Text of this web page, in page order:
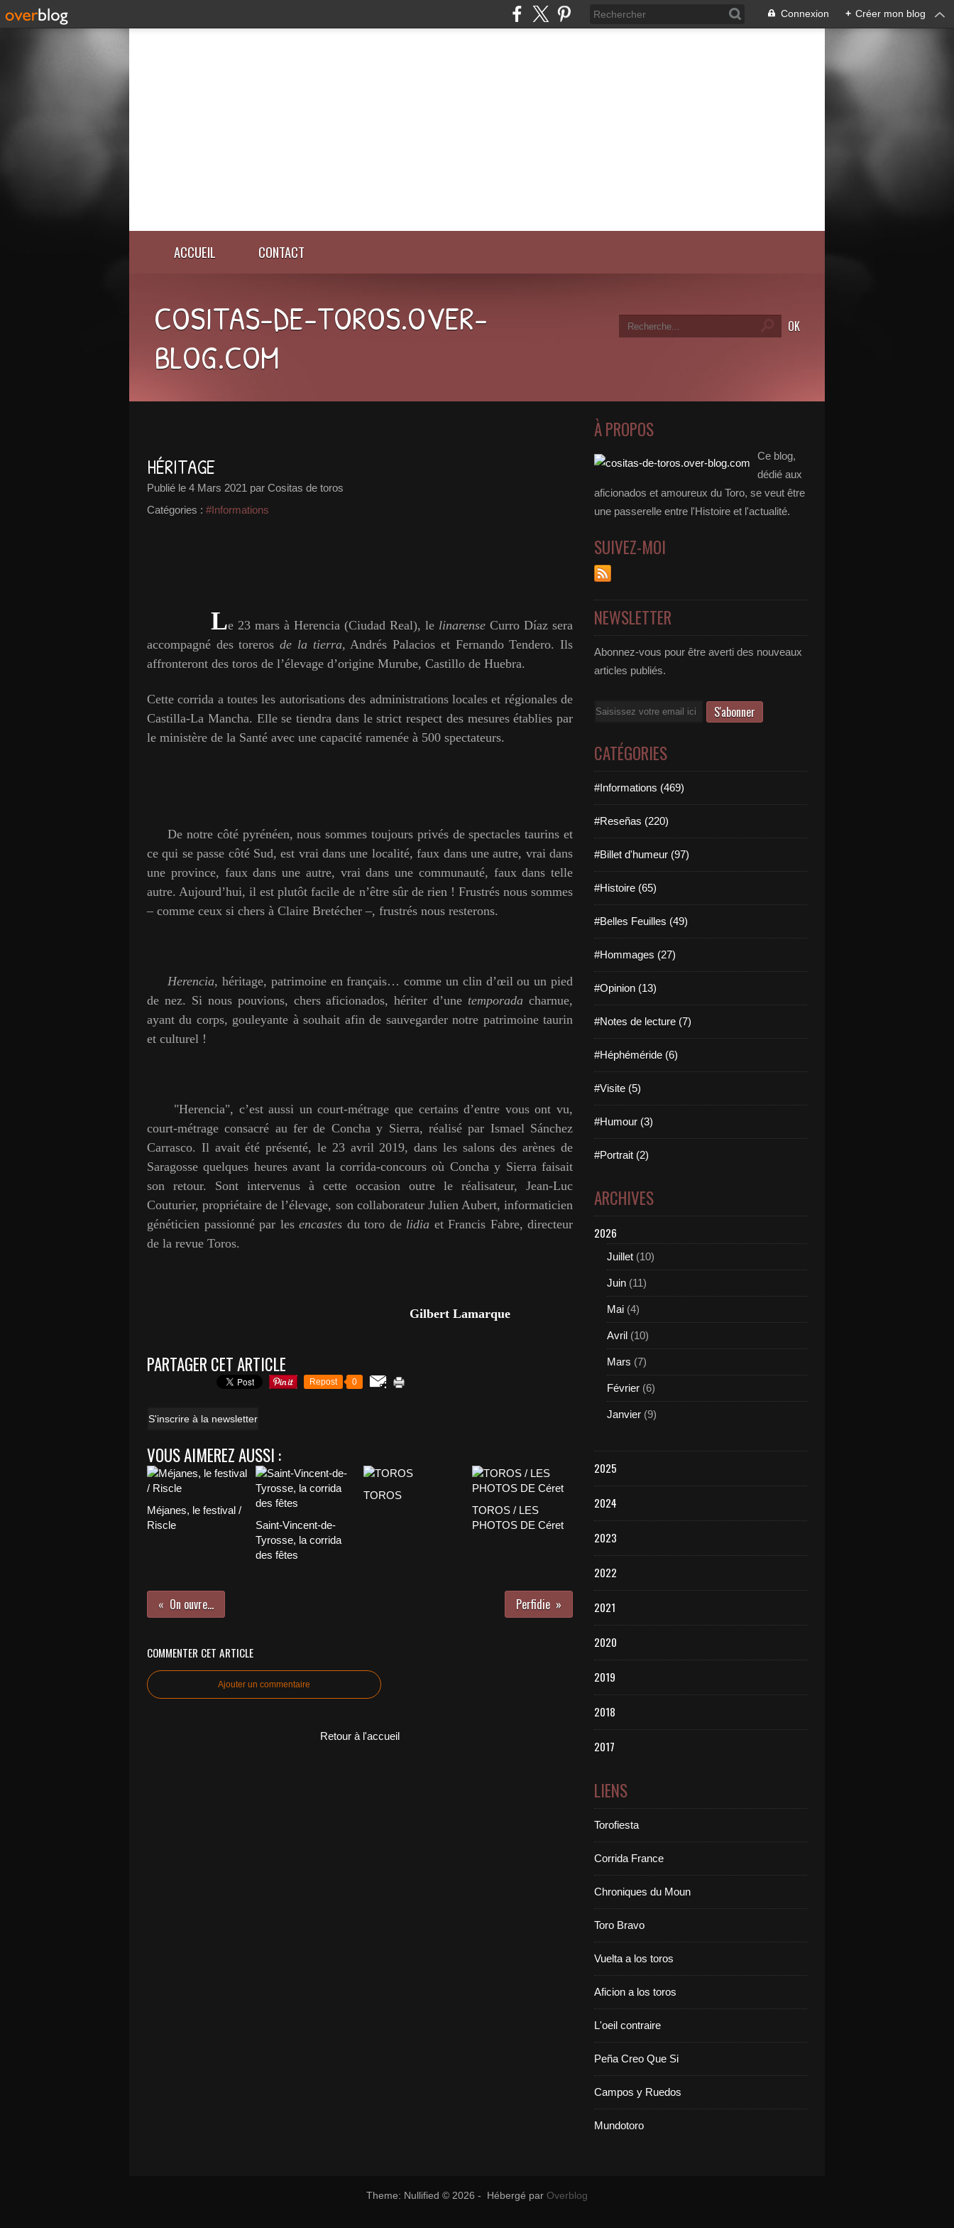
Connexion + Créer mon blog
ACCUEIL CONTACT
COSITAS-DE-TOROS.OVER-
BLOG.COM
HÉRITAGE
Publié le 4 Mars 2021 par Cositas de toros
Catégories : #Informations
Le 23 mars à Herencia (Ciudad Real), le linarense Curro Díaz sera
accompagné des torerosde la tierra, Andrés Palacios et Fernando Tendero. Ils
affronteront des toros de l’élevage d’origine Murube, Castillo de Huebra.
Cette corrida a toutes les autorisations des administrations locales et régionales de
Castilla-La Mancha. Elle se tiendra dans le strict respect des mesures établies par
le ministère de la Santé avec une capacité ramenée à 500 spectateurs.
De notre côté pyrénéen, nous sommes toujours privés de spectacles taurins et
ce qui se passe côté Sud, est vrai dans une localité, faux dans une autre, vrai dans
une province, faux dans une autre, vrai dans une communauté, faux dans telle
autre. Aujourd’hui, il est plutôt facile de n’être sûr de rien ! Frustrés nous sommes
– comme ceux si chers à Claire Bretécher –, frustrés nous resterons.
Herencia, héritage, patrimoine en français… comme un clin d’œil ou un pied
de nez. Si nous pouvions, chers aficionados, hériter d’une temporadacharnue,
ayant du corps, gouleyante à souhait afin de sauvegarder notre patrimoine taurin
et culturel !
"Herencia", c’est aussi un court-métrage que certains d’entre vous ont vu,
court-métrage consacré au fer de Concha y Sierra, réalisé par Ismael Sánchez
Carrasco. Il avait été présenté, le 23 avril 2019, dans les salons des arènes de
Saragosse quelques heures avant la corrida-concours où Concha y Sierra faisait
son retour. Sont intervenus à cette occasion outre le réalisateur, Jean-Luc
Couturier, propriétaire de l’élevage, son collaborateur Julien Aubert, informaticien
généticien passionné par les encastes du toro de lidia et Francis Fabre, directeur
de la revue Toros.
Gilbert Lamarque
PARTAGER CET ARTICLE
Repost 0
S'inscrire à la newsletter
VOUS AIMEREZ AUSSI :
Méjanes, le festival /
Riscle
Saint-Vincent-de-
Tyrosse, la corrida
des fêtes
TOROS
TOROS / LES
PHOTOS DE Céret
On ouvre... Perfidie
COMMENTER CET ARTICLE
Ajouter un commentaire
Retour à l'accueil
À PROPOS
Ce blog,
dédié aux
aficionados et amoureux du Toro, se veut être
une passerelle entre l'Histoire et l'actualité.
SUIVEZ-MOI
NEWSLETTER
Abonnez-vous pour être averti des nouveaux
articles publiés.
Email
CATÉGORIES
#Informations (469)
#Reseñas (220)
#Billet d'humeur (97)
#Histoire (65)
#Belles Feuilles (49)
#Hommages (27)
#Opinion (13)
#Notes de lecture (7)
#Héphéméride (6)
#Visite (5)
#Humour (3)
#Portrait (2)
ARCHIVES
2026
Juillet (10)
Juin (11)
Mai (4)
Avril (10)
Mars (7)
Février (6)
Janvier (9)
2025
2024
2023
2022
2021
2020
2019
2018
2017
LIENS
Torofiesta
Corrida France
Chroniques du Moun
Toro Bravo
Vuelta a los toros
Aficion a los toros
L'oeil contraire
Peña Creo Que Si
Campos y Ruedos
Mundotoro
Theme: Nullified © 2026 - Hébergé par Overblog